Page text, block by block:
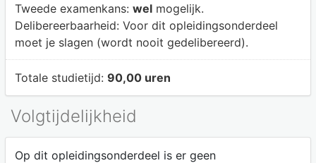
Tweede examenkans: welmogelijk.
Delibereerbaarheid: Voor dit opleidingsonderdeel
moet je slagen (wordt nooit gedelibereerd).
Totale studietijd: 90,00 uren
Volgtijdelijkheid
Op dit opleidingsonderdeel is er geen